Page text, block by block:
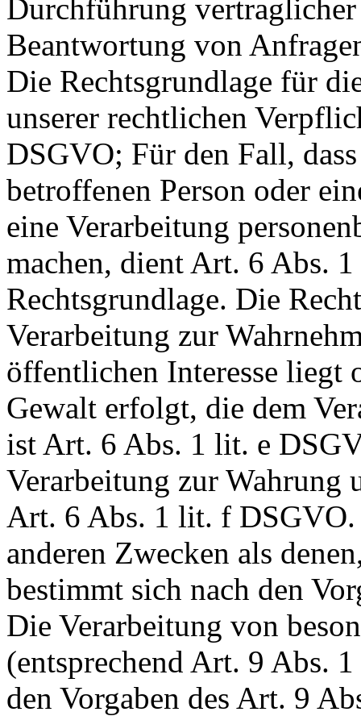
Durchführung
Beantwortung von
Die Rechtsgrundlage für
unserer rechtlichen
DSGVO; Für den Fall,
betroffenen Person oder
eine Verarbeitung
machen, dient Art. 6 Abs.
Rechtsgrundlage. Die
Verarbeitung zur
öffentlichen Interesse liegt
Gewalt erfolgt, die dem
ist Art. 6 Abs. 1 lit. e
Verarbeitung zur Wahrung
Art. 6 Abs. 1 lit. f DSGVO.
anderen Zwecken als
bestimmt sich nach den
Die Verarbeitung von
(entsprechend Art. 9 Abs.
den Vorgaben des Art. 9